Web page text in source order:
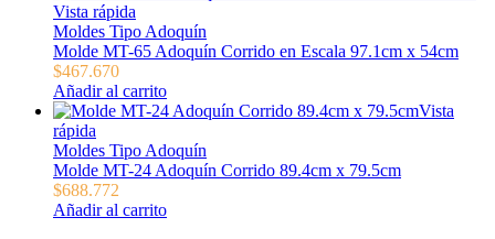
Vista rápida
Moldes Tipo Adoquín
Molde MT-65 Adoquín Corrido en Escala 97.1cm x 54cm
$467.670
Añadir al carrito
Vista
rápida
Moldes Tipo Adoquín
Molde MT-24 Adoquín Corrido 89.4cm x 79.5cm
$688.772
Añadir al carrito